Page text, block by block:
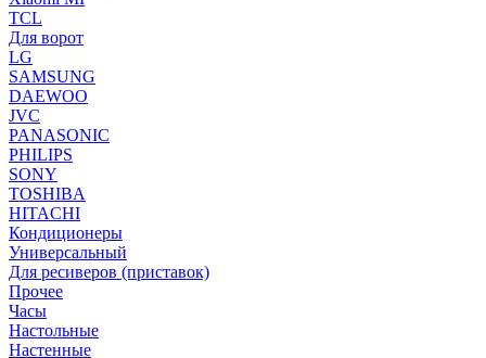
TCL
Для ворот
LG
SAMSUNG
DAEWOO
JVC
PANASONIC
PHILIPS
SONY
TOSHIBA
HITACHI
Кондиционеры
Универсальный
Для ресиверов (приставок)
Прочее
Часы
Настольные
Настенные